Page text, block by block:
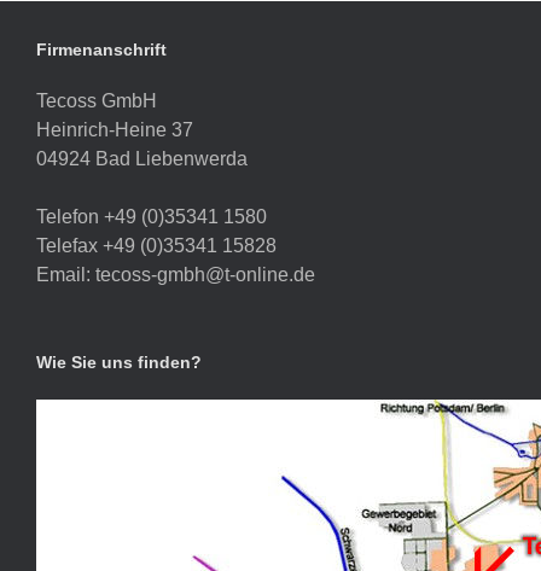
Firmenanschrift
Tecoss GmbH
Heinrich-Heine 37
04924 Bad Liebenwerda
Telefon +49 (0)35341 1580
Telefax +49 (0)35341 15828
Email: tecoss-gmbh@t-online.de
Wie Sie uns finden?